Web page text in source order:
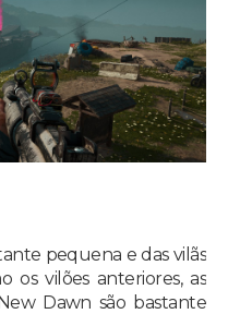
pequena e das vilãs
os vilões anteriores, as
Dawn são bastante